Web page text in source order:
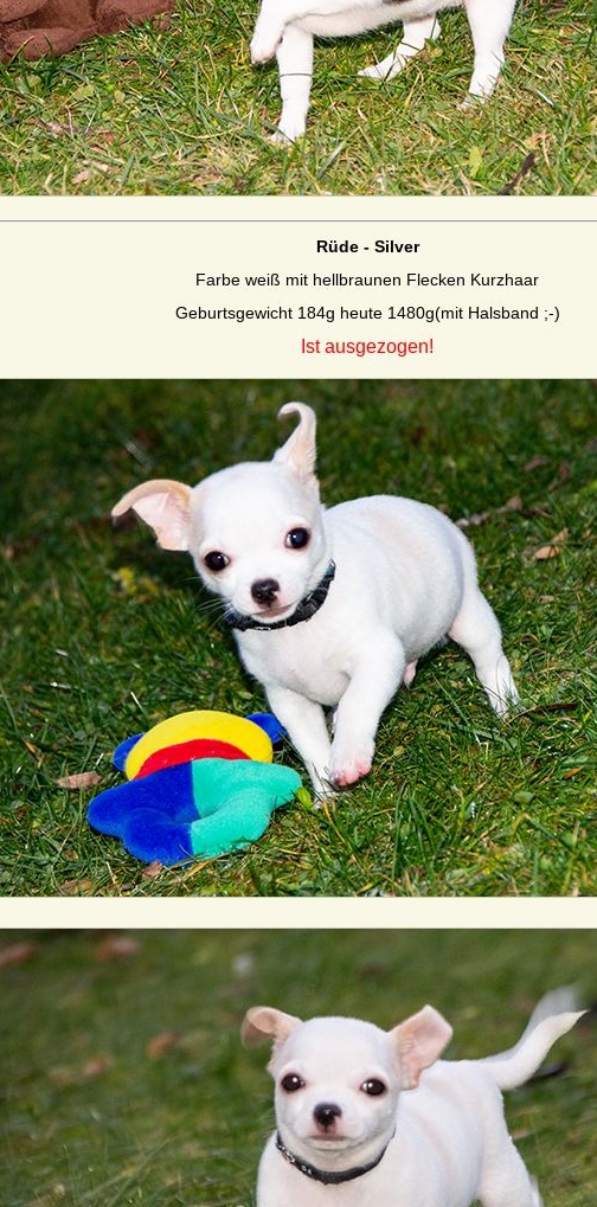
Rüde - Silver
Farbe weiß mit hellbraunen Flecken Kurzhaar
Geburtsgewicht 184g heute 1480g(mit Halsband ;-)
Ist ausgezogen!